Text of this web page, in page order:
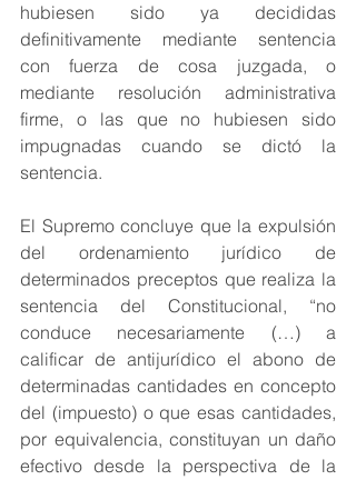
hubiesen sido ya decididas
definitivamente mediante sentencia
con fuerza de cosa juzgada, o
mediante resolución administrativa
firme, o las que no hubiesen sido
impugnadas cuando se dictó la
sentencia.
El Supremo concluye que la expulsión
del ordenamiento jurídico de
determinados preceptos que realiza la
sentencia del Constitucional, “no
conduce necesariamente (…) a
calificar de antijurídico el abono de
determinadas cantidades en concepto
del (impuesto) o que esas cantidades,
por equivalencia, constituyan un daño
efectivo desde la perspectiva de la